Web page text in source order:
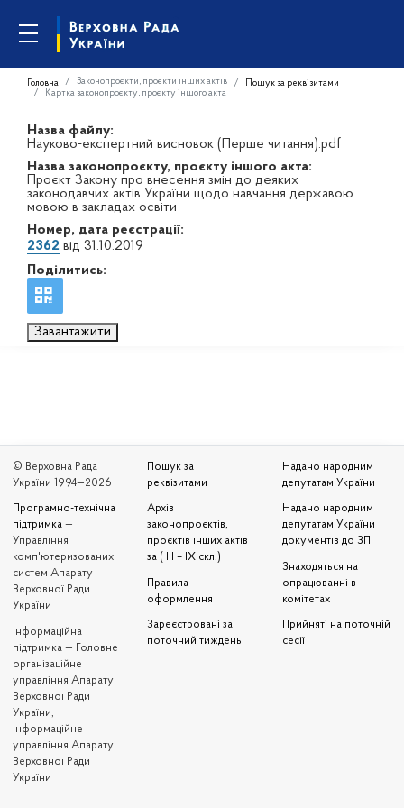
Головна Законопроєкти, проєкти інших актів
Пошук за реквізитами
Картка законопроєкту, проєкту іншого акта
Назва файлу:
Науково-експертний висновок (Перше читання).pdf
Назва законопроєкту, проєкту іншого акта:
Проєкт Закону про внесення змін до деяких
законодавчих актів України щодо навчання державою
мовою в закладах освіти
Номер, дата реєстрації:
2362 від 31.10.2019
Поділитись:
Завантажити
© Верховна Рада
України 1994—2026
Програмно-технічна
підтримка —
Управління
комп'ютеризованих
систем Апарату
Верховної Ради
України
Iнформаційна
підтримка — Головне
організаційне
управління Апарату
Верховної Ради
України,
Інформаційне
управління Апарату
Верховної Ради
України
Пошук за
реквізитами
Архів
законопроєктів,
проєктів інших актів
за ( III – IX скл.)
Правила
оформлення
Зареєстровані за
поточний тиждень
Надано народним
депутатам України
Надано народним
депутатам України
документів до ЗП
Знаходяться на
опрацюванні в
комітетах
Прийняті на поточній
сесії